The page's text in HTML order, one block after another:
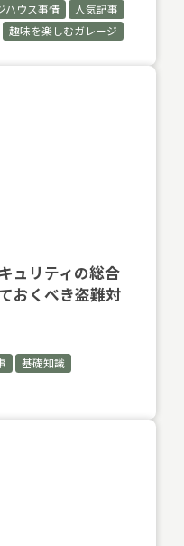
ハウス事情
人気記事
趣味を楽しむガレージ
ュリティの総合
おくべき盗難対
基礎知識